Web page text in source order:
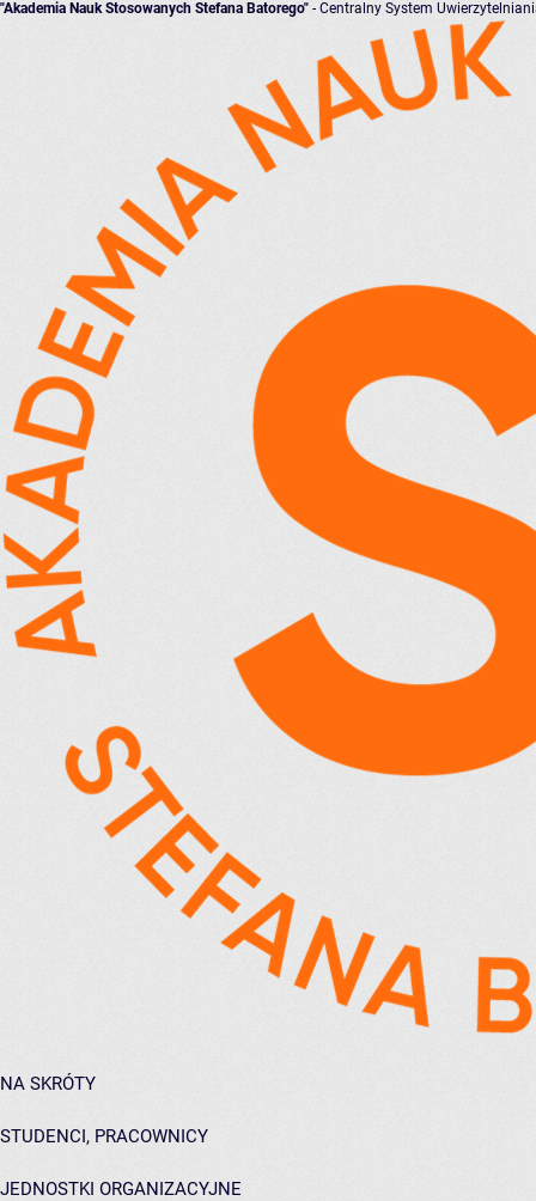
"Akademia Nauk Stosowanych Stefana Batorego" - Centralny System
NA SKRÓTY
STUDENCI, PRACOWNICY
JEDNOSTKI ORGANIZACYJNE